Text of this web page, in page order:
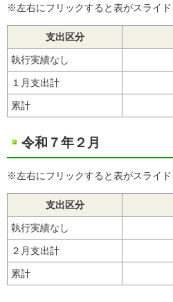
※左右にフリックすると表がスライド
支出区分
執行実績なし
１月支出計
累計
令和７年２月
※左右にフリックすると表がスライド
支出区分
執行実績なし
２月支出計
累計